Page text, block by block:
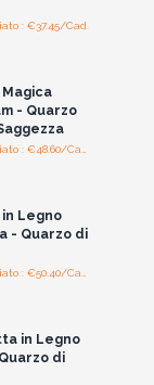
: €37.45/Cad.
- Quarzo
Legno
- Quarzo di
in Legno
di